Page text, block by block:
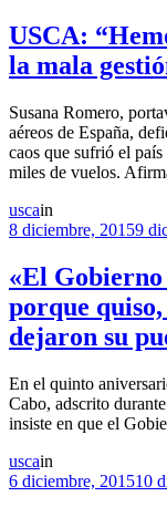
USCA:
la mala
Susana Romero,
aéreos de España,
caos que sufrió el
miles de vuelos.
uscain
8 diciembre, 20159
«El Gobierno
porque
dejaron su
En el quinto
Cabo, adscrito
insiste en que el
uscain
6 diciembre, 201510